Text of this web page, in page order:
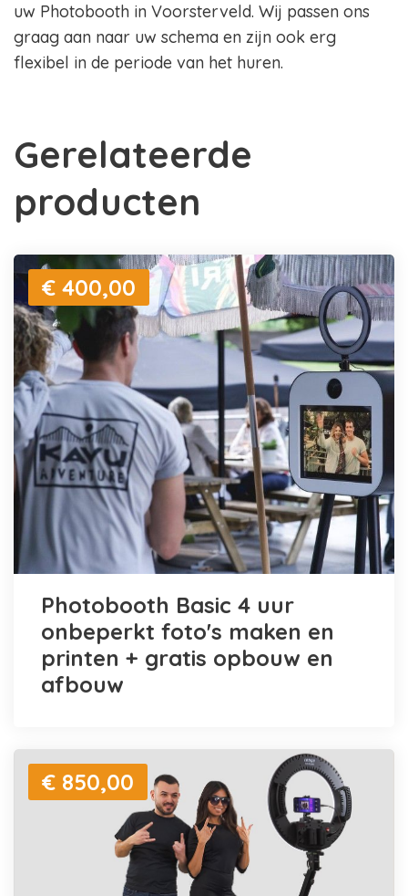
uw Photobooth in Voorsterveld. Wij passen ons
graag aan naar uw schema en zijn ook erg
flexibel in de periode van het huren.
Gerelateerde
producten
€ 400,00
Photobooth Basic 4 uur
onbeperkt foto's maken en
printen + gratis opbouw en
afbouw
€ 850,00